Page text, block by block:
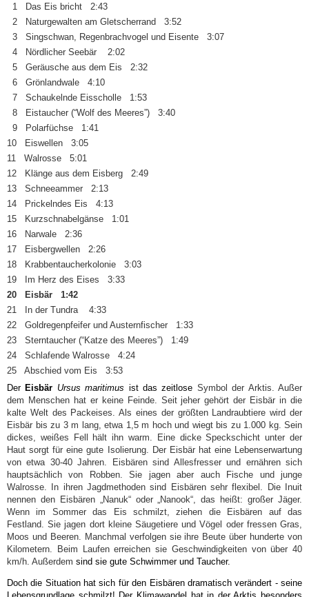
1 Das Eis bricht 2:43
2 Naturgewalten am Gletscherrand 3:52
3 Singschwan, Regenbrachvogel und Eisente 3:07
4 Nördlicher Seebär 2:02
5 Geräusche aus dem Eis 2:32
6 Grönlandwale 4:10
7 Schaukelnde Eisscholle 1:53
8 Eistaucher (“Wolf des Meeres”) 3:40
9 Polarfüchse 1:41
10 Eiswellen 3:05
11 Walrosse 5:01
12 Klänge aus dem Eisberg 2:49
13 Schneeammer 2:13
14 Prickelndes Eis 4:13
15 Kurzschnabelgänse 1:01
16 Narwale 2:36
17 Eisbergwellen 2:26
18 Krabbentaucherkolonie 3:03
19 Im Herz des Eises 3:33
20 Eisbär 1:42
21 In der Tundra 4:33
22 Goldregenpfeifer und Austernfischer 1:33
23 Sterntaucher (“Katze des Meeres”) 1:49
24 Schlafende Walrosse 4:24
25 Abschied vom Eis 3:53
Der Eisbär Ursus maritimus ist das zeitlose Symbol der Arktis. Außer
dem Menschen hat er keine Feinde. Seit jeher gehört der Eisbär in die
kalte Welt des Packeises. Als eines der größten Landraubtiere wird der
Eisbär bis zu 3 m lang, etwa 1,5 m hoch und wiegt bis zu 1.000 kg. Sein
dickes, weißes Fell hält ihn warm. Eine dicke Speckschicht unter der
Haut sorgt für eine gute Isolierung. Der Eisbär hat eine Lebenserwartung
von etwa 30-40 Jahren. Eisbären sind Allesfresser und ernähren sich
hauptsächlich von Robben. Sie jagen aber auch Fische und junge
Walrosse. In ihren Jagdmethoden sind Eisbären sehr flexibel. Die Inuit
nennen den Eisbären „Nanuk“ oder „Nanook“, das heißt: großer Jäger.
Wenn im Sommer das Eis schmilzt, ziehen die Eisbären auf das
Festland. Sie jagen dort kleine Säugetiere und Vögel oder fressen Gras,
Moos und Beeren. Manchmal verfolgen sie ihre Beute über hunderte von
Kilometern. Beim Laufen erreichen sie Geschwindigkeiten von über 40
km/h. Außerdem sind sie gute Schwimmer und Taucher.
Doch die Situation hat sich für den Eisbären dramatisch verändert - seine